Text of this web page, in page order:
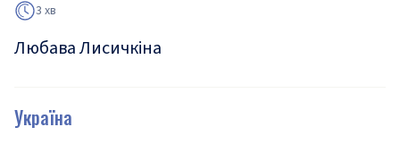
3 хв
Любава Лисичкіна
Україна